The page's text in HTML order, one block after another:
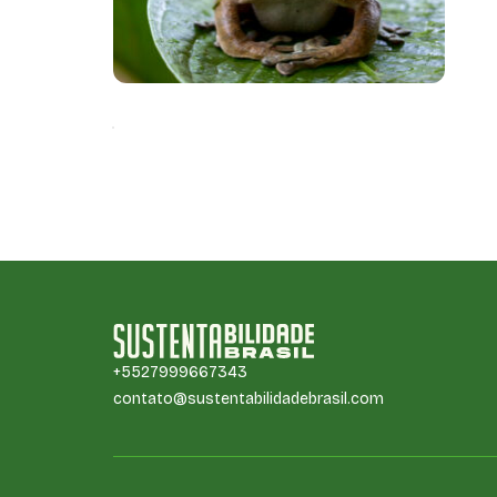
+5527999667343
contato@sustentabilidadebrasil.com